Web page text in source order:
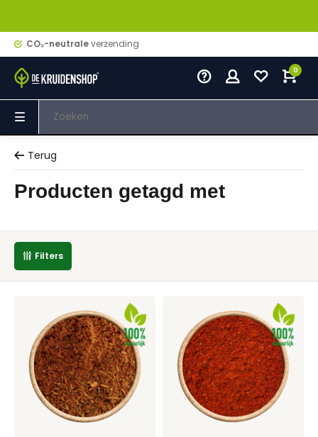
CO₂-neutraleverzending
0
Terug
Producten getagd met
Filters